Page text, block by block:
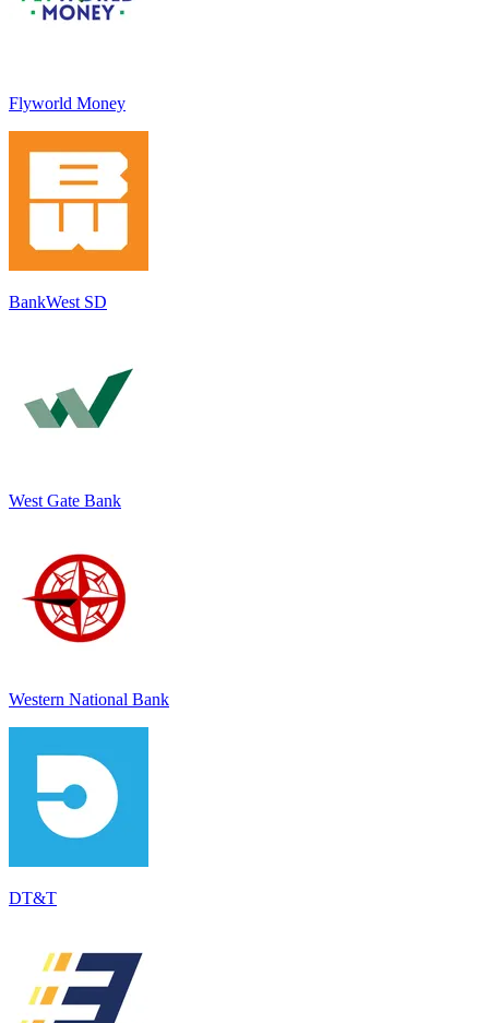
Flyworld Money
BankWest SD
West Gate Bank
Western National Bank
DT&T